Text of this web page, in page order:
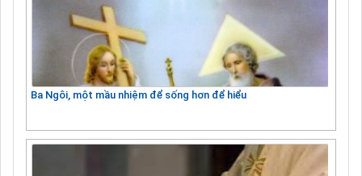
Ba Ngôi, một mầu nhiệm để sống hơn để hiểu